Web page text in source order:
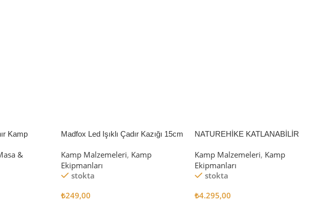
Kamp
&
Madfox Led Işıklı Çadır Kazığı 15cm
Kamp Malzemeleri, Kamp
Ekipmanları
stokta
₺249,00
NATUREHİKE KATLANABİLİR
Kamp Malzemeleri, Kamp
Ekipmanları
stokta
₺4.295,00